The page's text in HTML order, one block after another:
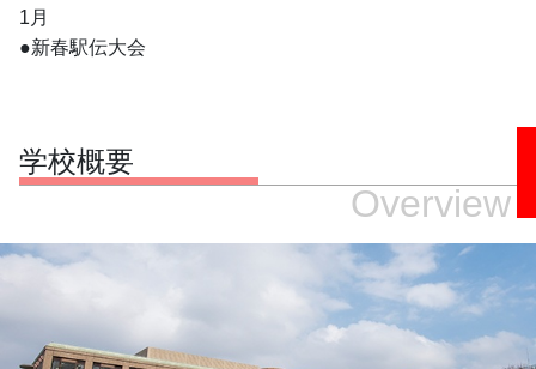
1月
●新春駅伝大会
学校概要
Overview